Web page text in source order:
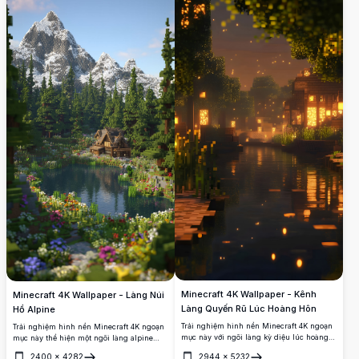
thanh bình và sống động.
thực tế ảo sống động. Được thiết kế riêng
cho các thiết bị di động, hình ảnh độ phân
giải cao này mang đến bầu không khí yên
tĩnh của một vùng hoang dã khối, rất lý
tưởng cho những người đam mê Minecraft
đang tìm cách nâng cao giao diện di động
của họ với nét yên bình.
Minecraft 4K Wallpaper - Làng Núi
Hồ Alpine
Trải nghiệm hình nền Minecraft 4K ngoạn
mục này thể hiện một ngôi làng alpine
tuyệt đẹp nép mình bên cạnh một hồ nước
2400 × 4282
Minecraft 4K Wallpaper - Kênh
Làng Quyến Rũ Lúc Hoàng Hôn
Trải nghiệm hình nền Minecraft 4K ngoạn
mục này với ngôi làng kỳ diệu lúc hoàng
2944 × 5232